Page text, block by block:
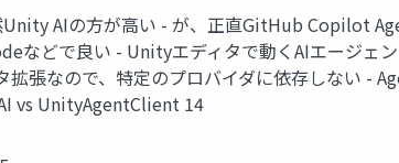
AIの方が高い - が、正直GitHub Copilot
などで良い - Unityエディタで動くAIエージェ
拡張なので、特定のプロバイダに依存しない -
vs UnityAgentClient 14